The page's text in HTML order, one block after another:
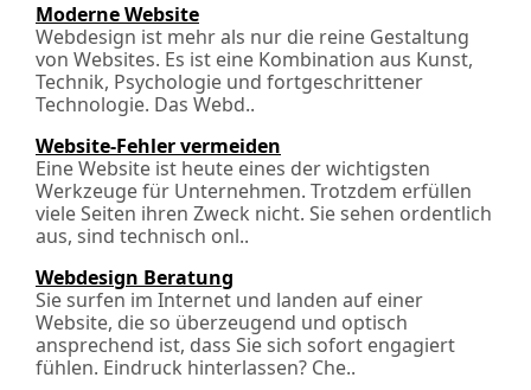
Moderne Website
Webdesign ist mehr als nur die reine Gestaltung
von Websites. Es ist eine Kombination aus Kunst,
Technik, Psychologie und fortgeschrittener
Technologie. Das Webd..
Website-Fehler vermeiden
Eine Website ist heute eines der wichtigsten
Werkzeuge für Unternehmen. Trotzdem erfüllen
viele Seiten ihren Zweck nicht. Sie sehen ordentlich
aus, sind technisch onl..
Webdesign Beratung
Sie surfen im Internet und landen auf einer
Website, die so überzeugend und optisch
ansprechend ist, dass Sie sich sofort engagiert
fühlen. Eindruck hinterlassen? Che..